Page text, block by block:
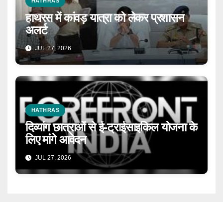
हाथरस में कांवड़ यात्रा को लेकर प्रशासन
अलर्ट
JUL 27, 2026
HATHRAS
दिव्यांग छात्राओं से ई-ट्राईसाइकिल योजना के
लिए मांगे आवेदन
JUL 27, 2026